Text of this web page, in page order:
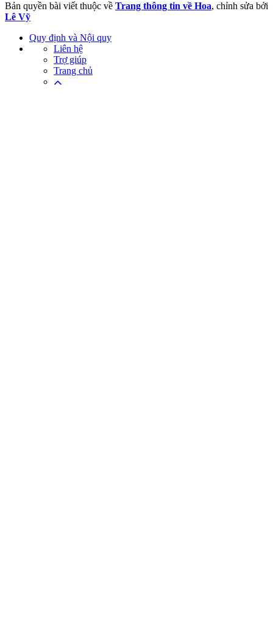
Bản quyền bài viết thuộc về Trang thông tin về Hoa, chỉnh sửa bởi
Lê Vỹ
Quy định và Nội quy
Liên hệ
Trợ giúp
Trang chủ